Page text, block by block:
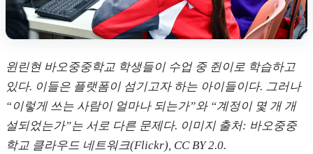
윈린현 바오중중학교 학생들이 수업 중 쥔이로 학습하고
있다. 이들은 플랫폼이 섬기고자 하는 아이들이다. 그러나
“이렇게 쓰는 사람이 얼마나 되는가”와 “계정이 몇 개 개
설되었는가”는 서로 다른 문제다. 이미지 출처: 바오중중
학교 클라우드 네트워크(Flickr), CC BY 2.0.